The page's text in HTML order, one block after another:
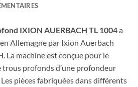
IXION AUERBACH TL 1004a
Allemagne par Ixion Auerbach
La machine est conçue pour le
trous profonds d’une profondeur
pièces fabriquées dans différents